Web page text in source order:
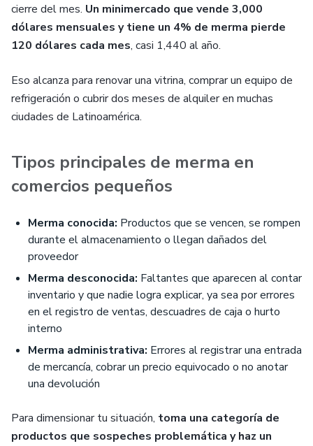
cierre del mes. Un minimercado que vende 3,000
dólares mensuales y tiene un 4% de merma pierde
120 dólares cada mes, casi 1,440 al año.
Eso alcanza para renovar una vitrina, comprar un equipo de
refrigeración o cubrir dos meses de alquiler en muchas
ciudades de Latinoamérica.
Tipos principales de merma en
comercios pequeños
Merma conocida: Productos que se vencen, se rompen
durante el almacenamiento o llegan dañados del
proveedor
Merma desconocida: Faltantes que aparecen al contar
inventario y que nadie logra explicar, ya sea por errores
en el registro de ventas, descuadres de caja o hurto
interno
Merma administrativa: Errores al registrar una entrada
de mercancía, cobrar un precio equivocado o no anotar
una devolución
Para dimensionar tu situación, toma una categoría de
productos que sospeches problemática y haz un